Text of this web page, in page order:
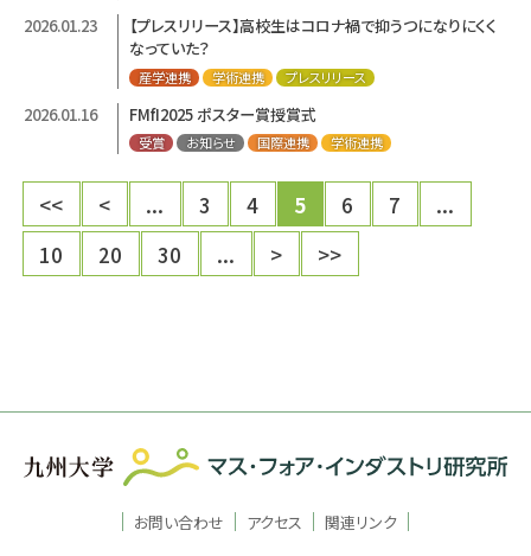
2026.01.23
【プレスリリース】高校生はコロナ禍で抑うつになりにくく
なっていた？
産学連携 学術連携 プレスリリース
2026.01.16 FMfI2025 ポスター賞授賞式
受賞 お知らせ 国際連携 学術連携
<< < ... 3 4 5 6 7
...
10
20 30 ... > >>
お問い合わせ アクセス 関連リンク